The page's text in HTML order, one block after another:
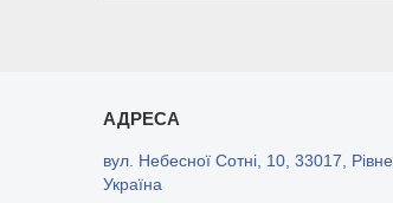
вул. Небесної Сотні, 10, 33017, Рівне,
Україна